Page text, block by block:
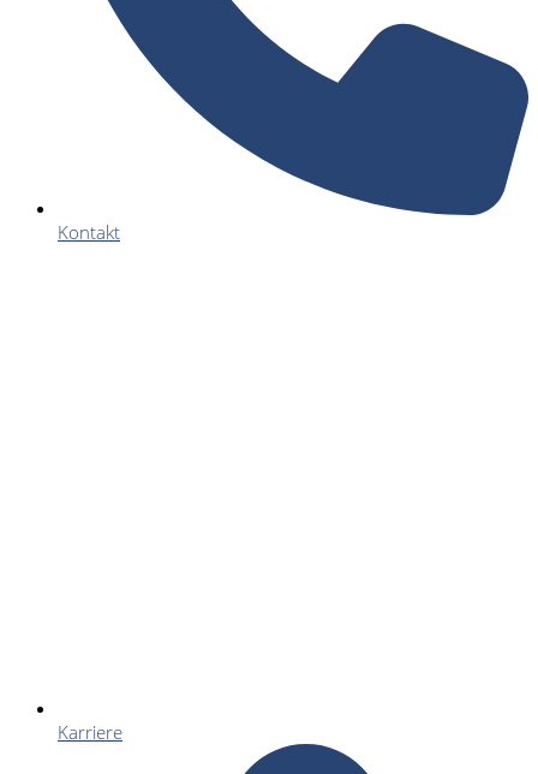
Kontakt
Karriere